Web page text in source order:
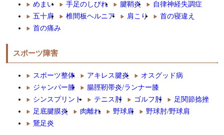
めまい
手足のしびれ 腱鞘炎
自律神経失調症
五十肩
椎間板ヘルニア 肩こり
首の寝違え
首の痛み
スポーツ障害
スポーツ整体 アキレス腱炎
オスグッド病
ジャンパー膝
腸脛靭帯炎/ランナー膝
シンスプリント
テニス肘 ゴルフ肘
足関節捻挫
足底腱膜炎
肉離れ 野球肩
野球肘/野球肩
鵞足炎